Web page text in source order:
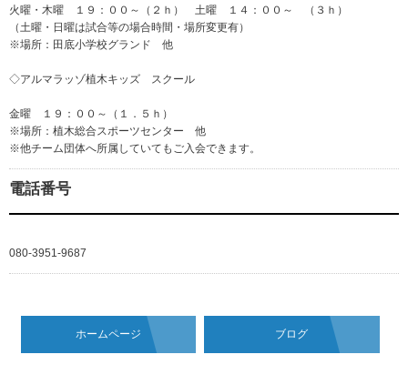
火曜・木曜 １９：００～（２ｈ） 土曜 １４：００～ （３ｈ）
（土曜・日曜は試合等の場合時間・場所変更有）
※場所：田底小学校グランド 他
◇アルマラッゾ植木キッズ スクール
金曜 １９：００～（１．５ｈ）
※場所：植木総合スポーツセンター 他
※他チーム団体へ所属していてもご入会できます。
電話番号
080-3951-9687
ホームページ ブログ